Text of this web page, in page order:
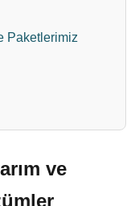
Paketlerimiz
ve